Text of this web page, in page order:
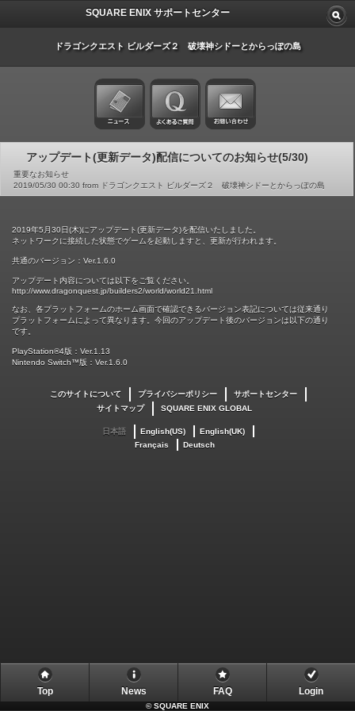
SQUARE ENIX サポートセンター
ドラゴンクエスト ビルダーズ２ 破壊神シドーとからっぽの島
アップデート(更新データ)配信についてのお知らせ(5/30)
重要なお知らせ
2019/05/30 00:30 from ドラゴンクエスト ビルダーズ２ 破壊神シドーとからっぽの島
2019年5月30日(木)にアップデート(更新データ)を配信いたしました。
ネットワークに接続した状態でゲームを起動しますと、更新が行われます。
共通のバージョン：Ver.1.6.0
アップデート内容については以下をご覧ください。
http://www.dragonquest.jp/builders2/world/world21.html
なお、各プラットフォームのホーム画面で確認できるバージョン表記については従来通り
プラットフォームによって異なります。今回のアップデート後のバージョンは以下の通り
です。
PlayStation®4版：Ver.1.13
Nintendo Switch™版：Ver.1.6.0
このサイトについて プライバシーポリシー
サポートセンター
サイトマップ
SQUARE ENIX GLOBAL
日本語 English(US)
English(UK)
Français
Deutsch
Top News FAQ Login
©SQUARE ENIX